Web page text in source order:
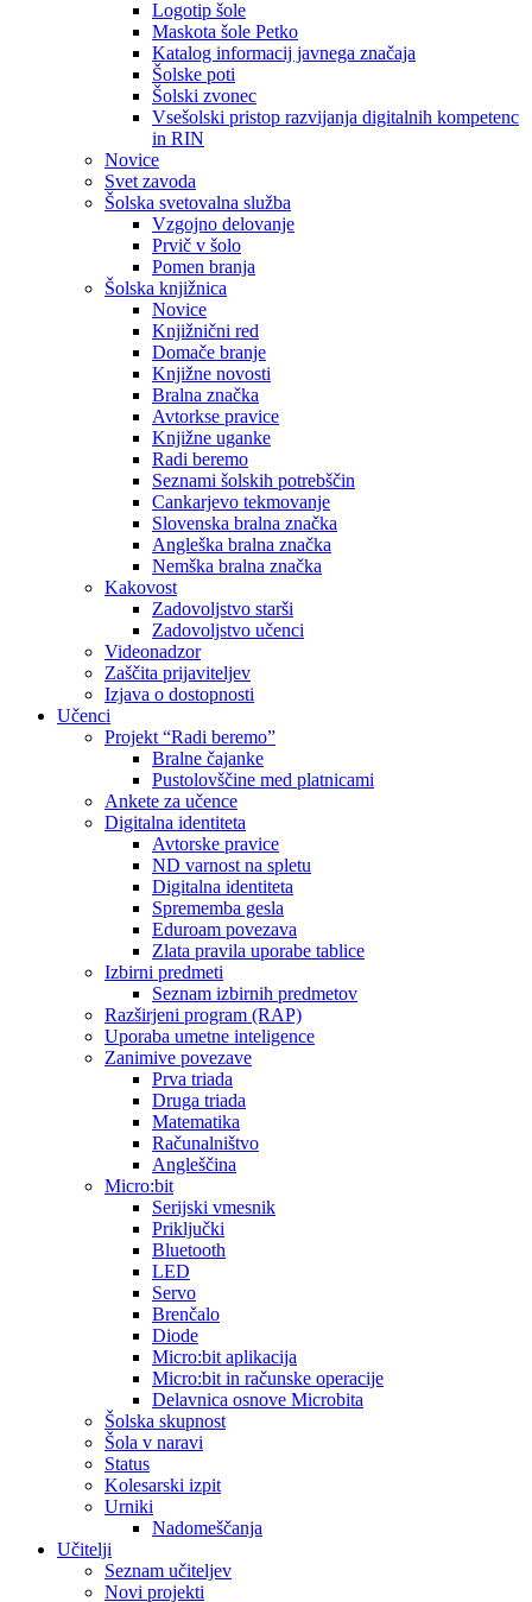
Logotip šole
Maskota šole Petko
Katalog informacij javnega značaja
Šolske poti
Šolski zvonec
Vsešolski pristop razvijanja digitalnih kompetenc
in RIN
Novice
Svet zavoda
Šolska svetovalna služba
Vzgojno delovanje
Prvič v šolo
Pomen branja
Šolska knjižnica
Novice
Knjižnični red
Domače branje
Knjižne novosti
Bralna značka
Avtorkse pravice
Knjižne uganke
Radi beremo
Seznami šolskih potrebščin
Cankarjevo tekmovanje
Slovenska bralna značka
Angleška bralna značka
Nemška bralna značka
Kakovost
Zadovoljstvo starši
Zadovoljstvo učenci
Videonadzor
Zaščita prijaviteljev
Izjava o dostopnosti
Učenci
Projekt “Radi beremo”
Bralne čajanke
Pustolovščine med platnicami
Ankete za učence
Digitalna identiteta
Avtorske pravice
ND varnost na spletu
Digitalna identiteta
Sprememba gesla
Eduroam povezava
Zlata pravila uporabe tablice
Izbirni predmeti
Seznam izbirnih predmetov
Razširjeni program (RAP)
Uporaba umetne inteligence
Zanimive povezave
Prva triada
Druga triada
Matematika
Računalništvo
Angleščina
Micro:bit
Serijski vmesnik
Priključki
Bluetooth
LED
Servo
Brenčalo
Diode
Micro:bit aplikacija
Micro:bit in računske operacije
Delavnica osnove Microbita
Šolska skupnost
Šola v naravi
Status
Kolesarski izpit
Urniki
Nadomeščanja
Učitelji
Seznam učiteljev
Novi projekti